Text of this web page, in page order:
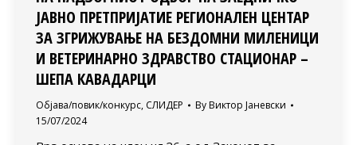
ЈАВНО ПРЕТПРИЈАТИЕ РЕГИОНАЛЕН ЦЕНТАР
ЗА ЗГРИЖУВАЊЕ НА БЕЗДОМНИ МИЛЕНИЦИ
И ВЕТЕРИНАРНО ЗДРАВСТВО СТАЦИОНАР –
ШЕПА КАВАДАРЦИ
Објава/повик/конкурс, СЛИДЕР By Виктор Јаневски
15/07/2024